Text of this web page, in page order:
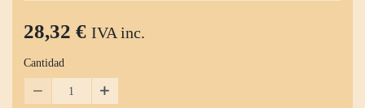
28,32 € IVA inc.
Cantidad